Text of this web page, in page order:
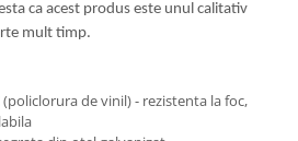
ca acest produs este unul calitativ
mult timp.
de vinil) - rezistenta la foc,